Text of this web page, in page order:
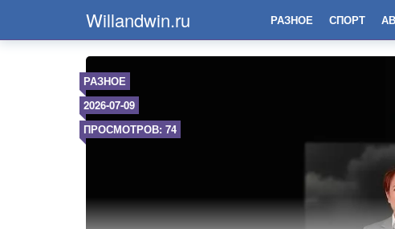
Willandwin.ru РАЗНОЕ СПОРТ
РАЗНОЕ
2026-07-09
ПРОСМОТРОВ: 74